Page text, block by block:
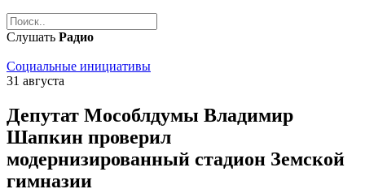
Слушать Радио
Социальные инициативы
31 августа
Депутат Мособлдумы Владимир
Шапкин проверил
модернизированный стадион Земской
гимназии